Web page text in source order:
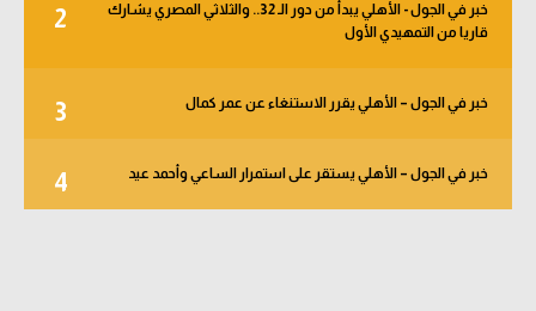
2
خبر في الجول - الأهلي يبدأ من دور الـ 32.. والثلاثي المصري يشارك
قاريا من التمهيدي الأول
3 خبر في الجول – الأهلي يقرر الاستنغاء عن عمر كمال
4 خبر في الجول – الأهلي يستقر على استمرار الساعي وأحمد عيد